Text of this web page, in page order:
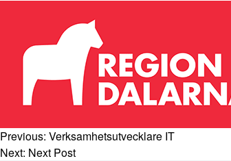
Previous: Verksamhetsutvecklare IT
Next: Next Post